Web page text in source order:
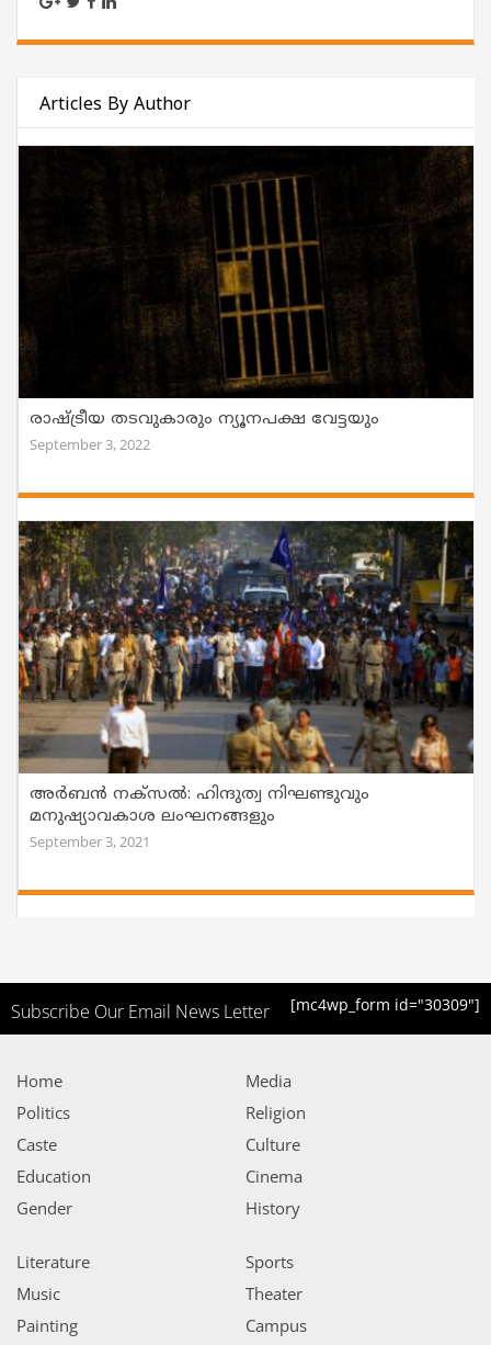
Articles By Author
രാഷ്ട്രീയ തടവുകാരും ന്യൂനപക്ഷ വേട്ടയും
September 3, 2022
അർബൻ നക്സൽ: ഹിന്ദുത്വ നിഘണ്ടുവും
മനുഷ്യാവകാശ ലംഘനങ്ങളും
September 3, 2021
Subscribe Our Email News Letter [mc4wp_form id="30309"]
Home
Politics
Caste
Education
Gender
Media
Religion
Culture
Cinema
History
Literature
Music
Painting
Sports
Theater
Campus